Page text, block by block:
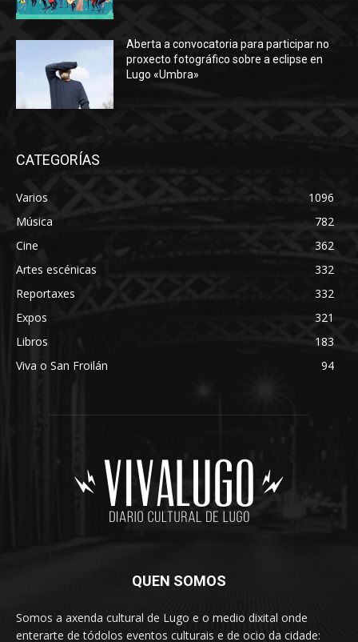
Aberta a convocatoria para participar no
proxecto fotográfico sobre a eclipse en
Lugo «Umbra»
CATEGORÍAS
Varios
1096
Música
782
Cine
362
Artes escénicas
332
Reportaxes
332
Expos
321
Libros
183
Viva o San Froilán
94
QUEN SOMOS
Somos a axenda cultural de Lugo e o medio dixital onde
enterarte de tódolos eventos culturais e de ocio da cidade: